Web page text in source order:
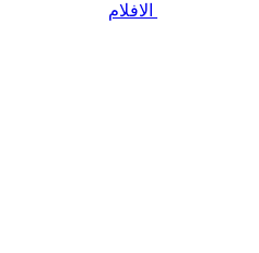
الافلام